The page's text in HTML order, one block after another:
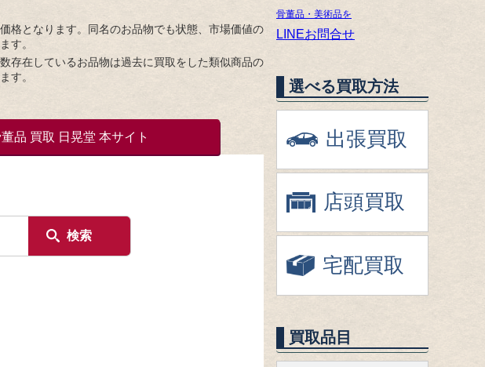
格となります。同名のお品物でも状態、市場価値の
す。
存在しているお品物は過去に買取をした類似商品の
す。
品 買取 日晃堂 本サイト
検索
骨董品・美術品を
LINEお問合せ
選べる買取方法
出張買取
店頭買取
宅配買取
買取品目